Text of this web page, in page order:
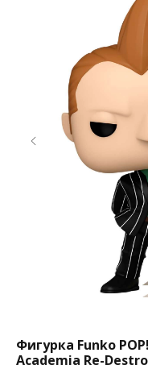
Фигурка Funko
Academia Re-